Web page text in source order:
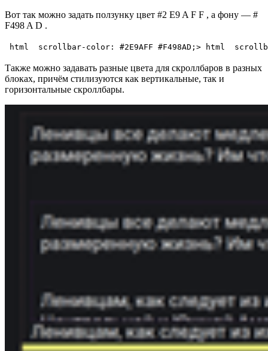
Вот так можно задать ползунку цвет #2 E9 A F F , а фону — #
F498 A D .
html scrollbar-color: #2E9AFF #F498AD; > html
Также можно задавать разные цвета для скроллбаров в разных
блоках, причём стилизуются как вертикальные, так и
горизонтальные скроллбары.